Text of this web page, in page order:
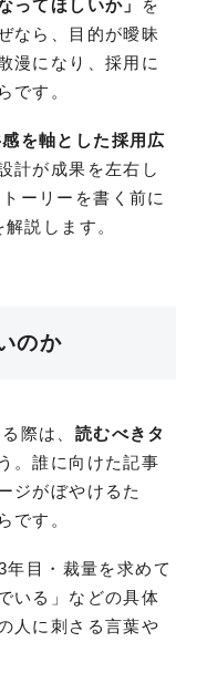
ってほしいか」
を
なら、目的が曖昧
漫になり、採用に
です。
を軸とした採用広
計が成果を左右し
ーリーを書く前に
説します。
のか
際は、 読むべきタ
。誰に向けた記事
ジがぼやけるた
です。
目・裁量を求めて
いる」などの具体
人に刺さる言葉や